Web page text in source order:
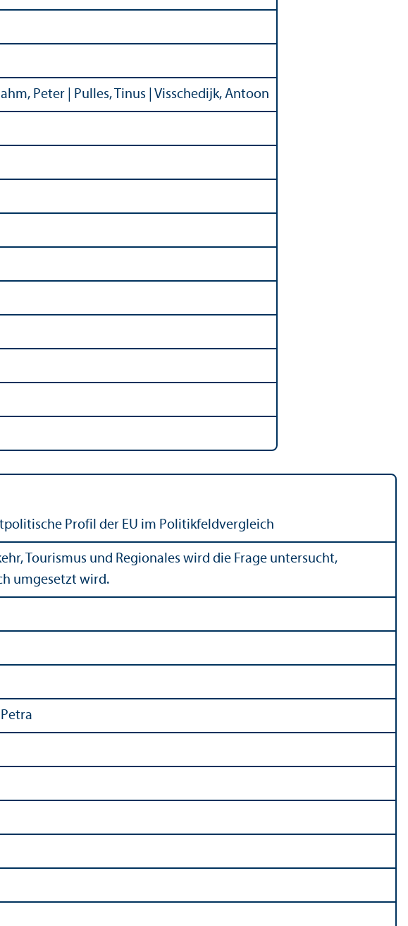
Peter | Pulles, Tinus | Visschedijk, Antoon
Profil der EU im Politikfeldvergleich
Tourismus und Regionales wird die Frage untersucht,
umgesetzt wird.